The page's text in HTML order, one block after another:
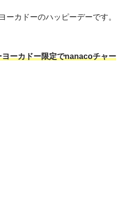
ーカドーのハッピーデーです。
ヨーカドー限定でnanacoチャー